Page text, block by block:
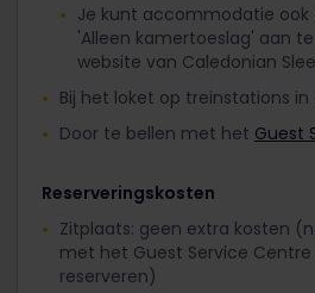
Je kunt accommodatie ook
'Alleen kamertoeslag' aan
website van Caledonian
Bij het loket op treinstations
Door te bellen met het Guest
Reserveringskosten
Zitplaats: geen extra kosten
met het Guest Service
reserveren)